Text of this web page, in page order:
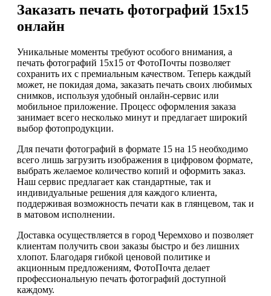
Заказать печать фотографий 15х15
онлайн
Уникальные моменты требуют особого внимания, а
печать фотографий 15х15 от ФотоПочты позволяет
сохранить их с премиальным качеством. Теперь каждый
может, не покидая дома, заказать печать своих любимых
снимков, используя удобный онлайн-сервис или
мобильное приложение. Процесс оформления заказа
занимает всего несколько минут и предлагает широкий
выбор фотопродукции.
Для печати фотографий в формате 15 на 15 необходимо
всего лишь загрузить изображения в цифровом формате,
выбрать желаемое количество копий и оформить заказ.
Наш сервис предлагает как стандартные, так и
индивидуальные решения для каждого клиента,
поддерживая возможность печати как в глянцевом, так и
в матовом исполнении.
Доставка осуществляется в город Черемхово и позволяет
клиентам получить свои заказы быстро и без лишних
хлопот. Благодаря гибкой ценовой политике и
акционным предложениям, ФотоПочта делает
профессиональную печать фотографий доступной
каждому.